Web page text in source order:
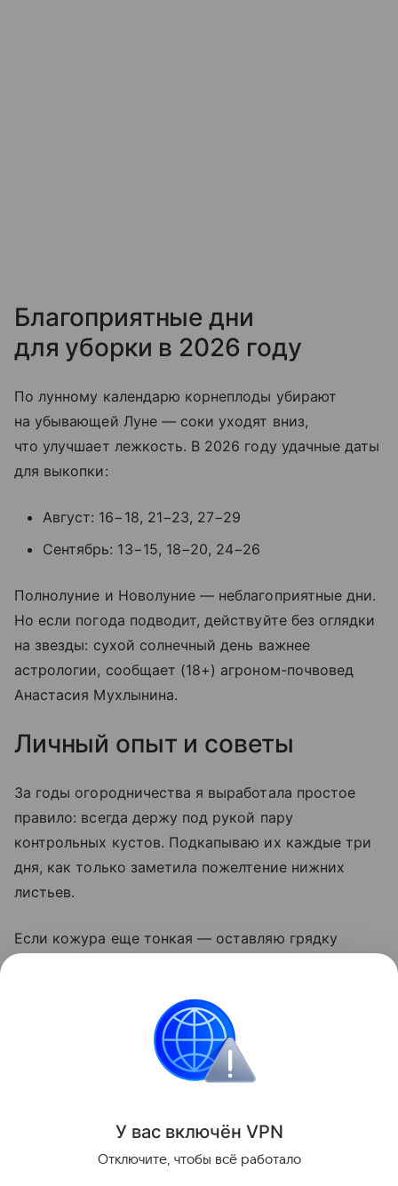
Благоприятные дни
для уборки в 2026 году
По лунному календарю корнеплоды убирают
на убывающей Луне — соки уходят вниз,
что улучшает лежкость. В 2026 году удачные даты
для выкопки:
Август: 16−18, 21−23, 27−29
Сентябрь: 13−15, 18−20, 24−26
Полнолуние и Новолуние — неблагоприятные дни.
Но если погода подводит, действуйте без оглядки
на звезды: сухой солнечный день важнее
астрологии, сообщает (18+) агроном-почвовед
Анастасия Мухлынина.
Личный опыт и советы
За годы огородничества я выработала простое
правило: всегда держу под рукой пару
контрольных кустов. Подкапываю их каждые три
дня, как только заметила пожелтение нижних
листьев.
Если кожура еще тонкая — оставляю грядку
погребе. Сушка на солнце — лучший дезинфектор,
этим пренебрегать нельзя.
У вас включён VPN
Отключите, чтобы всё работало